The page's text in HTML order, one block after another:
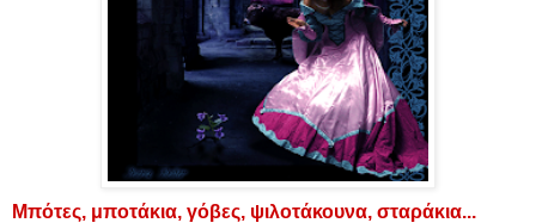
Μπότες, μποτάκια, γόβες, ψιλοτάκουνα, σταράκια...